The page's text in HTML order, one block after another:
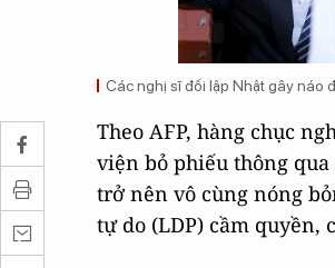
Các nghị sĩ đối lập Nhật gây náo
Theo AFP, hàng chục
viện bỏ phiếu thông
trở nên vô cùng nóng
tự do (LDP) cầm quyền,